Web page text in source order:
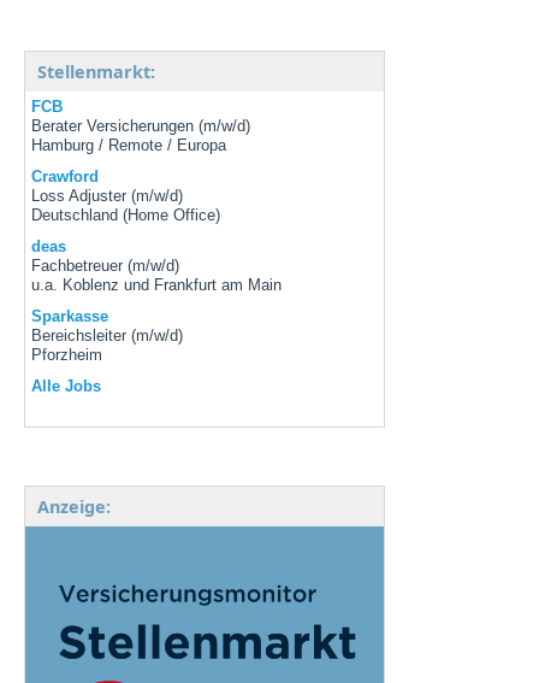
Stellenmarkt:
FCB
Berater Versicherungen (m/w/d)
Hamburg / Remote / Europa
Crawford
Loss Adjuster (m/w/d)
Deutschland (Home Office)
deas
Fachbetreuer (m/w/d)
u.a. Koblenz und Frankfurt am Main
Sparkasse
Bereichsleiter (m/w/d)
Pforzheim
Alle Jobs
Anzeige: